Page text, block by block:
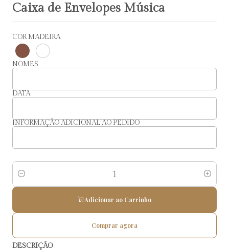
Caixa de Envelopes Música
COR MADEIRA
NOMES
DATA
INFORMAÇÃO ADICIONAL AO PEDIDO
Quantidade
Adicionar ao Carrinho
Comprar agora
DESCRIÇÃO